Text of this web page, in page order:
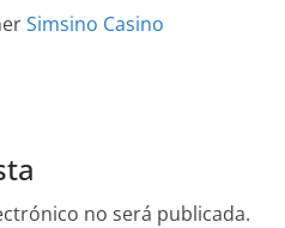
Simsino Casino
no será publicada.